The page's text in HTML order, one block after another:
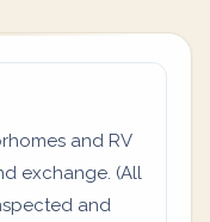
and RV
exchange. (All
and